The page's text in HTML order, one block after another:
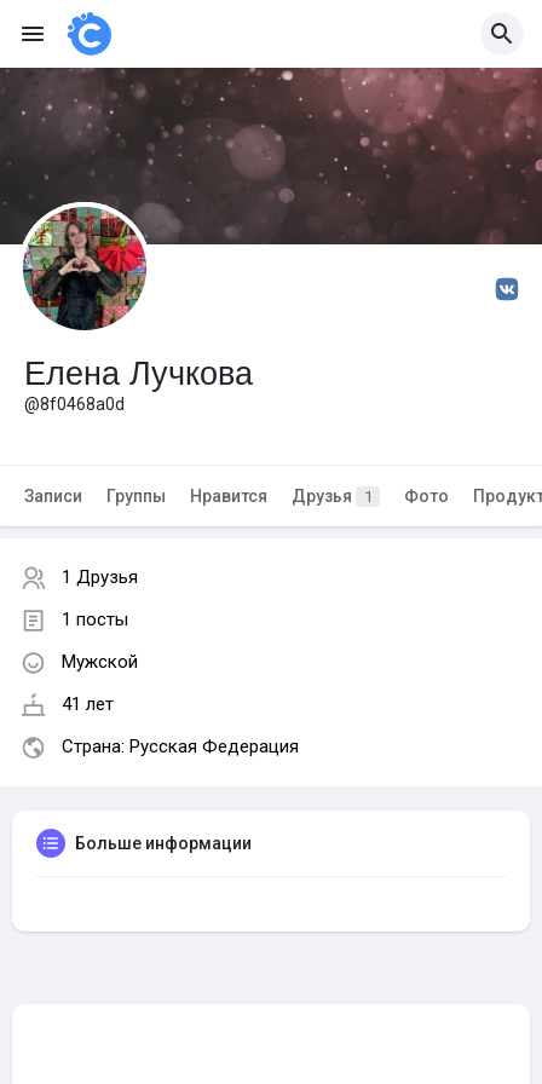
Елена Лучкова
@8f0468a0d
Записи Группы Нравится Друзья 1 Фото
1 Друзья
1 посты
Мужской
41 лет
Страна: Русская Федерация
Больше информации